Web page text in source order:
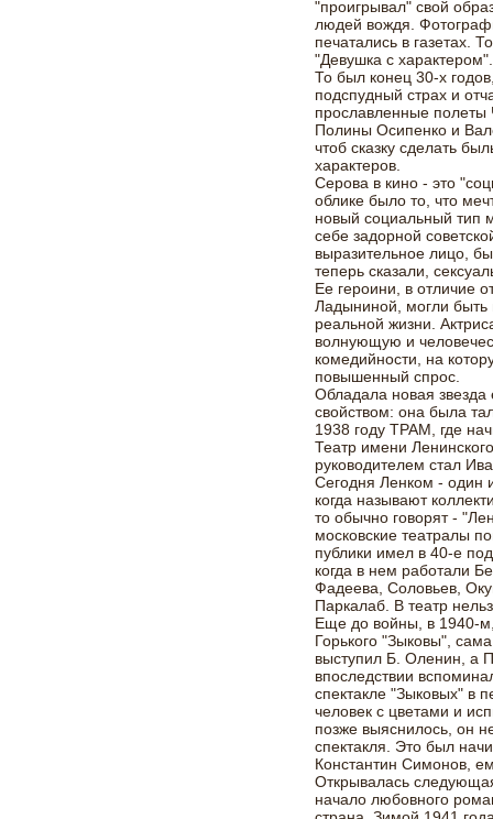
"проигрывал" свой
людей вождя.
печатались в газетах.
"Девушка с характером".
То был конец 30-х
подспудный страх и
прославленные
Полины Осипенко и
чтоб сказку сделать
характеров.
Серова в кино - это
облике было то, что
новый социальный тип
себе задорной
выразительное лицо,
теперь сказали,
Ее героини, в отличие
Ладыниной, могли быть
реальной жизни.
волнующую и
комедийности, на
повышенный спрос.
Обладала новая
свойством: она была
1938 году ТРАМ, где
Театр имени
руководителем стал
Сегодня Ленком - один
когда называют
то обычно говорят -
московские театралы
публики имел в 40-е
когда в нем работали
Фадеева, Соловьев,
Паркалаб. В театр
Еще до войны, в 1940-
Горького "Зыковы",
выступил Б. Оленин, а
впоследствии
спектакле "Зыковых" в
человек с цветами и
позже выяснилось, он
спектакля. Это был
Константин Симонов,
Открывалась
начало любовного